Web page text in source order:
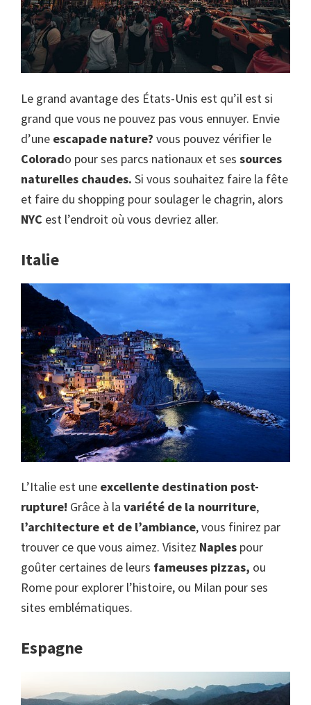
Le grand avantage des États-Unis est qu’il est si
grand que vous ne pouvez pas vous ennuyer. Envie
d’une escapade nature? vous pouvez vérifier le
Colorado pour ses parcs nationaux et ses sources
naturelles chaudes. Si vous souhaitez faire la fête
et faire du shopping pour soulager le chagrin, alors
NYC est l’endroit où vous devriez aller.
Italie
L’Italie est une excellente destination post-
rupture! Grâce à la variété de la nourriture,
l’architecture et de l’ambiance, vous finirez par
trouver ce que vous aimez. Visitez Naples pour
goûter certaines de leurs fameuses pizzas, ou
Rome pour explorer l’histoire, ou Milan pour ses
sites emblématiques.
Espagne